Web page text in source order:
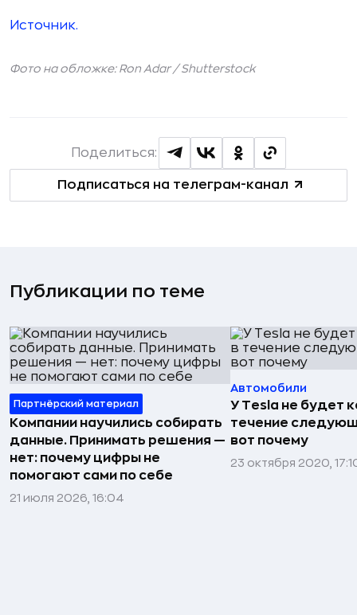
Источник.
Фото на обложке: Ron Adar /Shutterstock
Подписаться на телеграм-канал
Поделиться:
Публикации по теме
Партнёрский материал
Компании научились собирать
данные. Принимать решения —
нет: почему цифры не
помогают сами по себе
21 июля 2026, 16:04
Автомобили
У Tesla не будет
течение
вот почему
23 октября 2020,